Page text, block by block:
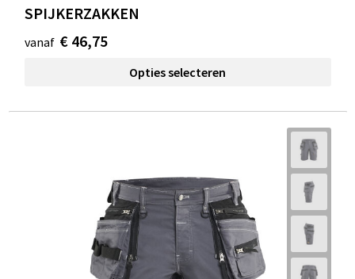
SPIJKERZAKKEN
vanaf € 46,75
Opties selecteren